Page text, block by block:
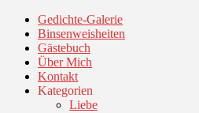
Gedichte-Galerie
Binsenweisheiten
Gästebuch
Über Mich
Kontakt
Kategorien
Liebe